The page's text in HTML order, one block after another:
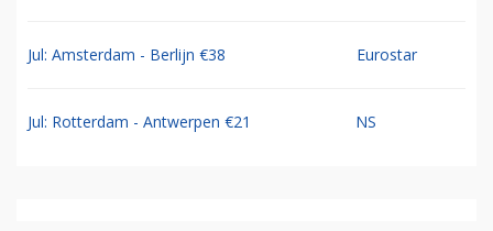
Jul: Amsterdam - Berlijn €38 Eurostar
Jul: Rotterdam - Antwerpen €21 NS